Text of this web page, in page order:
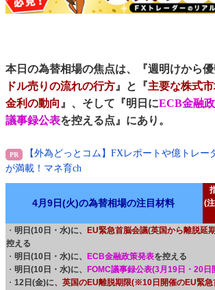
本日の為替相場の焦点は、『週明けから
ドル売りの流れの行方』と『主要な株式
金利の動向』、そして『明日にECB金融
議事録公表を控える点』にあり。
【外為どっとコム】FXレポートや億トレー
が満載！マネ育ch
4月9日(火)の為替相場の注目材料
(
・ 明日(10日・水)に、 EU緊急首脳会議(英国から離脱延
控える
・ 明日(10日・水)に、 ECB金融政策発表を控える
・ 明日(10日・水)に、 FOMC議事録公表(3月19日・20日
・ 12日(金)に、 英国のEU離脱期限(※10日開催のEU緊急